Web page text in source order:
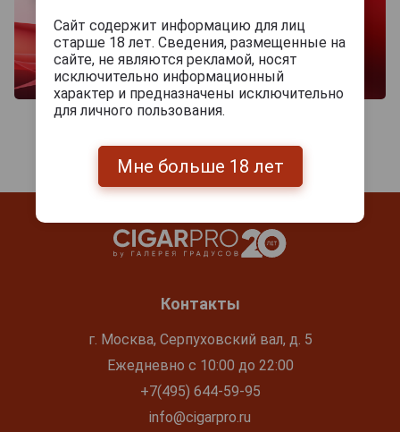
Контакты
г. Москва, Серпуховский вал, д. 5
Ежедневно с 10:00 до 22:00
+7(495) 644-59-95
info@cigarpro.ru
Сайт содержит информацию для лиц
старше 18 лет. Сведения, размещенные на
сайте, не являются рекламой, носят
исключительно информационный
характер и предназначены исключительно
для личного пользования.
Мне больше 18 лет